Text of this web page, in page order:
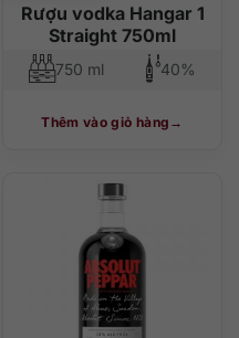
Rượu vodka Hangar 1
Straight 750ml
750 ml 40%
Thêm vào giỏ hàng